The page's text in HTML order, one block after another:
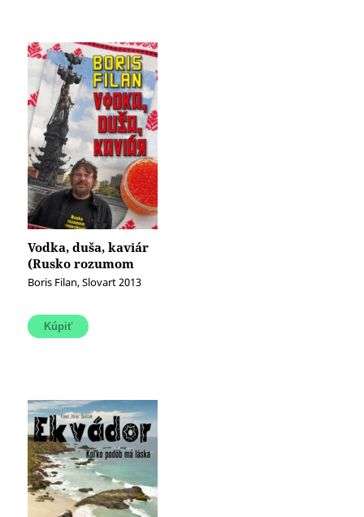
Vodka, duša, kaviár
(Rusko rozumom
nepochopíš)
Boris Filan, Slovart 2013